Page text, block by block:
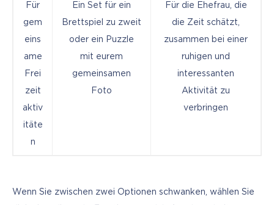
Für
gem
eins
ame
Frei
zeit
aktiv
itäte
n
Ein Set für ein
Brettspiel zu zweit
oder ein Puzzle
mit eurem
gemeinsamen
Foto
Für die Ehefrau, die
die Zeit schätzt,
zusammen bei einer
ruhigen und
interessanten
Aktivität zu
verbringen
Wenn Sie zwischen zwei Optionen schwanken, wählen Sie